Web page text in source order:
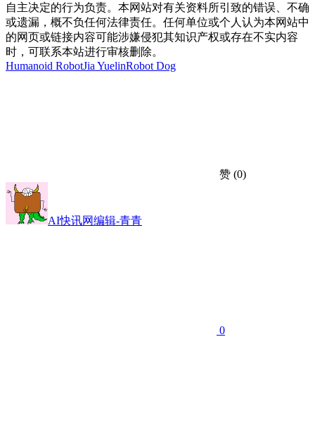
自主决定的行为负责。本网站对有关资料所引致的错误、不确
或遗漏，概不负任何法律责任。任何单位或个人认为本网站中
的网页或链接内容可能涉嫌侵犯其知识产权或存在不实内容
时，可联系本站进行审核删除。
Humanoid RobotJia YuelinRobot Dog
赞 (0)
AI快讯网编辑-青青
0